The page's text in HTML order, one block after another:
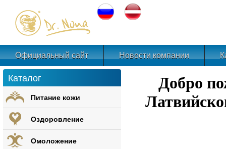
Официальный сайт Новости компании
Добро
Каталог
Питание кожи
Оздоровление
Омоложение